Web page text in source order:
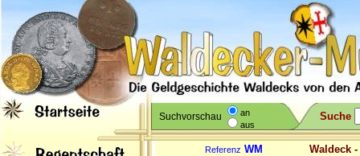
Suchvorschau
an
aus
Suche
Referenz WM